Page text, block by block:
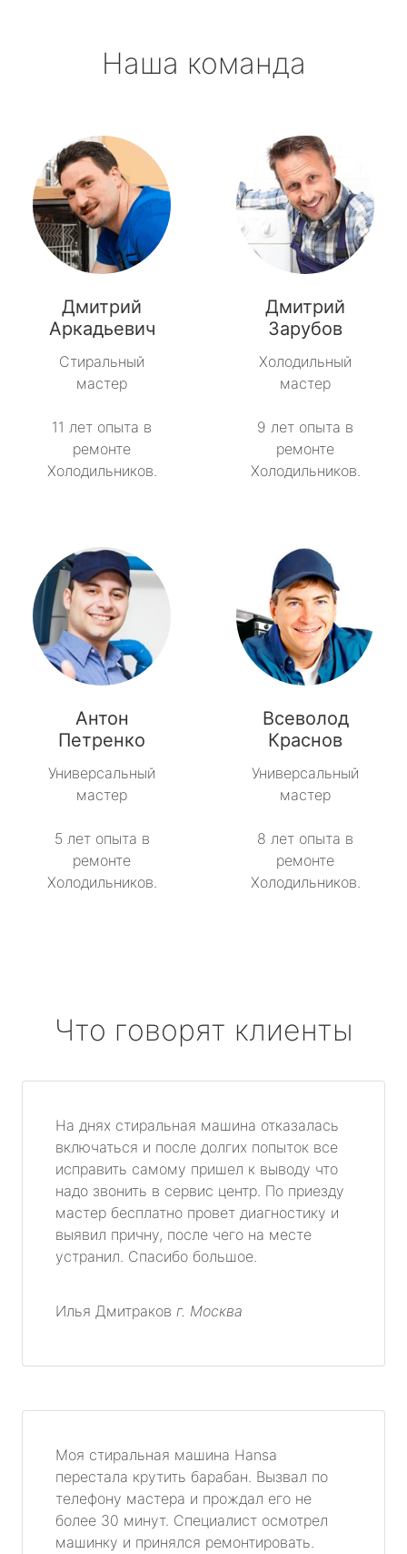
Наша команда
Дмитрий
Аркадьевич
Стиральный
мастер
11 лет опыта в
ремонте
Холодильников.
Дмитрий
Зарубов
Холодильный
мастер
9 лет опыта в
ремонте
Холодильников.
Антон
Петренко
Универсальный
мастер
5 лет опыта в
ремонте
Холодильников.
Всеволод
Краснов
Универсальный
мастер
8 лет опыта в
ремонте
Холодильников.
Что говорят клиенты
На днях стиральная машина отказалась
включаться и после долгих попыток все
исправить самому пришел к выводу что
надо звонить в сервис центр. По приезду
мастер бесплатно провет диагностику и
выявил причну, после чего на месте
устранил. Спасибо большое.
Илья Дмитраков г. Москва
Моя стиральная машина Hansa
перестала крутить барабан. Вызвал по
телефону мастера и прождал его не
более 30 минут. Специалист осмотрел
машинку и принялся ремонтировать.